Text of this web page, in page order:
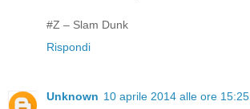
#Z – Slam Dunk
Rispondi
Unknown 10 aprile 2014 alle ore 15:25